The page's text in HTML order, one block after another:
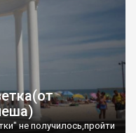
не получилось,пройти